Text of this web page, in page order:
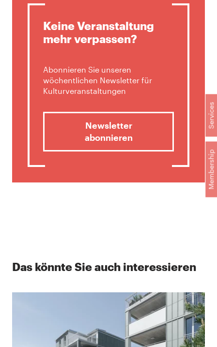
Membership
Services
Keine Veranstaltung
mehr verpassen?
Abonnieren Sie unseren
wöchentlichen Newsletter für
Kulturveranstaltungen
Newsletter
abonnieren
Das könnte Sie auch interessieren